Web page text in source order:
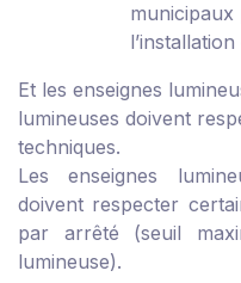
Et les enseignes
lumineuses doivent
techniques.
Les enseignes
doivent respecter
par arrêté (seuil
lumineuse).